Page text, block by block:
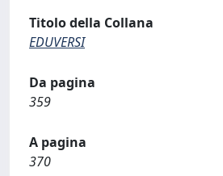
Titolo della Collana
EDUVERSI
Da pagina
359
A pagina
370